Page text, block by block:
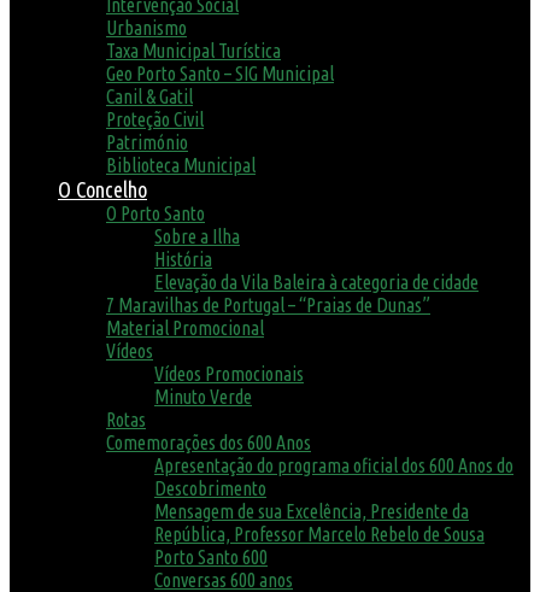
Intervenção Social
Urbanismo
Taxa Municipal Turística
Geo Porto Santo – SIG Municipal
Canil & Gatil
Proteção Civil
Património
Biblioteca Municipal
O Concelho
O Porto Santo
Sobre a Ilha
História
Elevação da Vila Baleira à categoria de cidade
7 Maravilhas de Portugal – “Praias de Dunas”
Material Promocional
Vídeos
Vídeos Promocionais
Minuto Verde
Rotas
Comemorações dos 600 Anos
Apresentação do programa oficial dos 600 Anos do
Descobrimento
Mensagem de sua Excelência, Presidente da
República, Professor Marcelo Rebelo de Sousa
Porto Santo 600
Conversas 600 anos